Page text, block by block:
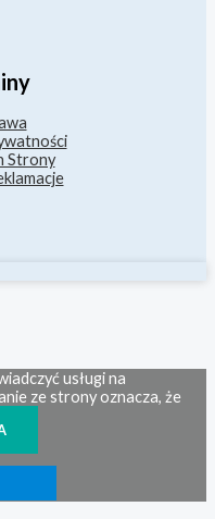
Strony
usługi na
ze strony oznacza, że